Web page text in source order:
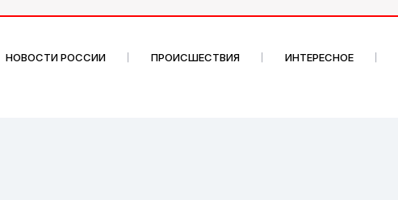
НОВОСТИ РОССИИ ПРОИСШЕСТВИЯ ИНТЕРЕСНОЕ